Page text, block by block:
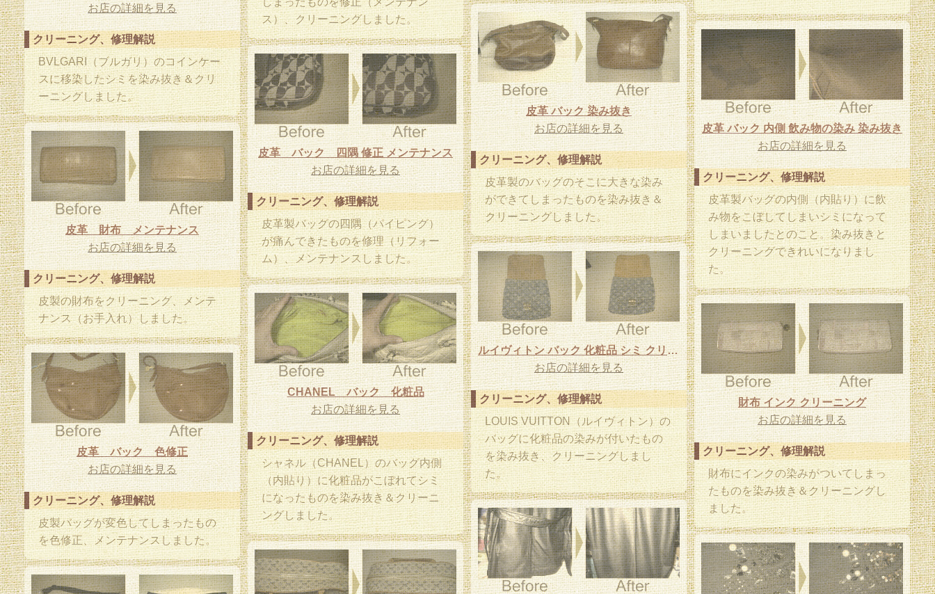
ス）、クリーニングしました。
お店の詳細を見る
クリーニング、修理解説
BVLGARI（ブルガリ）のコインケー
スに移染したシミを染み抜き＆クリ
ーニングしました。
皮革 バック 染み抜き
お店の詳細を見る
クリーニング、修理解説
皮革製のバッグのそこに大きな染み
ができてしまったものを染み抜き＆
クリーニングしました。
皮革 バック 内側 飲み物の染み 染み抜き
お店の詳細を見る
クリーニング、修理解説
皮革製バッグの内側（内貼り）に飲
み物をこぼしてしまいシミになって
しまいましたとのこと。染み抜きと
クリーニングできれいになりまし
た。
皮革 バック 四隅 修正 メンテナンス
お店の詳細を見る
クリーニング、修理解説
皮革製バッグの四隅（パイピング）
が痛んできたものを修理（リフォー
ム）、メンテナンスしました。
皮革 財布 メンテナンス
お店の詳細を見る
クリーニング、修理解説
皮製の財布をクリーニング、メンテ
ナンス（お手入れ）しました。
ルイヴィトン バック 化粧品 シミ クリーニング
お店の詳細を見る
クリーニング、修理解説
LOUIS VUITTON（ルイヴィトン）の
バッグに化粧品の染みが付いたもの
を染み抜き、クリーニングしまし
た。
CHANEL バック 化粧品
お店の詳細を見る
クリーニング、修理解説
シャネル（CHANEL）のバッグ内側
（内貼り）に化粧品がこぼれてシミ
になったものを染み抜き＆クリーニ
ングしました。
財布 インク クリーニング
お店の詳細を見る
クリーニング、修理解説
財布にインクの染みがついてしまっ
たものを染み抜き＆クリーニングし
ました。
皮革 バック 色修正
お店の詳細を見る
クリーニング、修理解説
皮製バッグが変色してしまったもの
を色修正、メンテナンスしました。